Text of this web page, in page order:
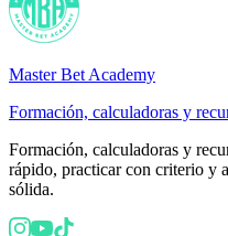
Master Bet Academy
Formación, calculadoras y
Formación, calculadoras y
rápido, practicar con criterio y
sólida.